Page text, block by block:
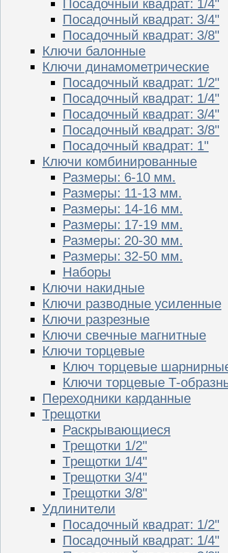
Посадочный квадрат: 1/4"
Посадочный квадрат: 3/4"
Посадочный квадрат: 3/8"
Ключи балонные
Ключи динамометрические
Посадочный квадрат: 1/2"
Посадочный квадрат: 1/4"
Посадочный квадрат: 3/4"
Посадочный квадрат: 3/8"
Посадочный квадрат: 1"
Ключи комбинированные
Размеры: 6-10 мм.
Размеры: 11-13 мм.
Размеры: 14-16 мм.
Размеры: 17-19 мм.
Размеры: 20-30 мм.
Размеры: 32-50 мм.
Наборы
Ключи накидные
Ключи разводные усиленные
Ключи разрезные
Ключи свечные магнитные
Ключи торцевые
Ключ торцевые
Ключи торцевые T-
Переходники карданные
Трещотки
Раскрывающиеся
Трещотки 1/2"
Трещотки 1/4"
Трещотки 3/4"
Трещотки 3/8"
Удлинители
Посадочный квадрат: 1/2"
Посадочный квадрат: 1/4"